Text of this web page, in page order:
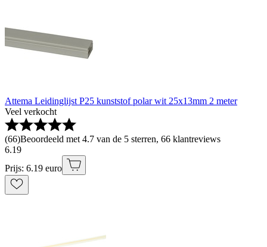
Attema Leidinglijst P25 kunststof polar wit 25x13mm 2 meter
Veel verkocht
(66)Beoordeeld met 4.7 van de 5 sterren, 66 klantreviews
6.19
Prijs: 6.19 euro